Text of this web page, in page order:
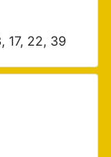
17, 22, 39